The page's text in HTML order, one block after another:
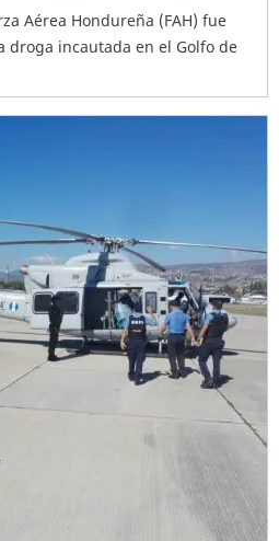
Aérea Hondureña (FAH) fue
droga incautada en el Golfo de